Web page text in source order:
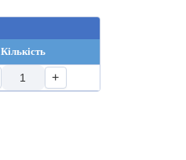
Кількість
+